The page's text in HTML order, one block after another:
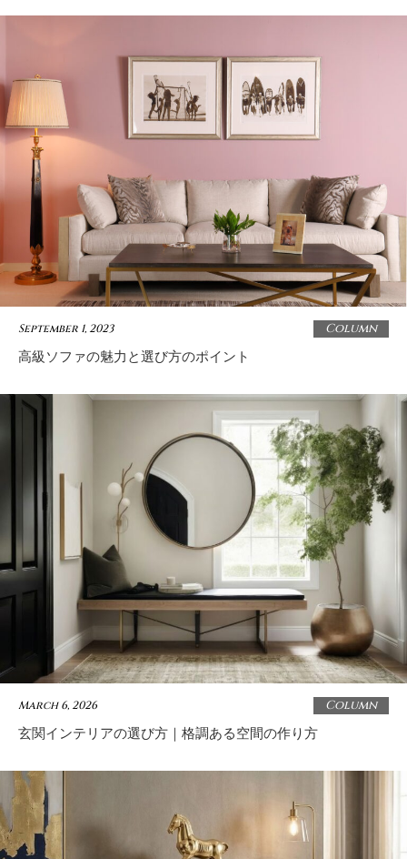
September 1, 2023 Column
高級ソファの魅力と選び方のポイント
March 6, 2026 Column
玄関インテリアの選び方｜格調ある空間の作り方